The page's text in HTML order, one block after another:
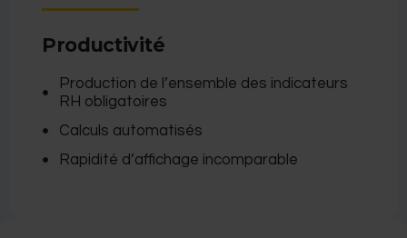
Productivité
Production de l’ensemble des indicateurs
RH obligatoires
Calculs automatisés
Rapidité d’affichage incomparable